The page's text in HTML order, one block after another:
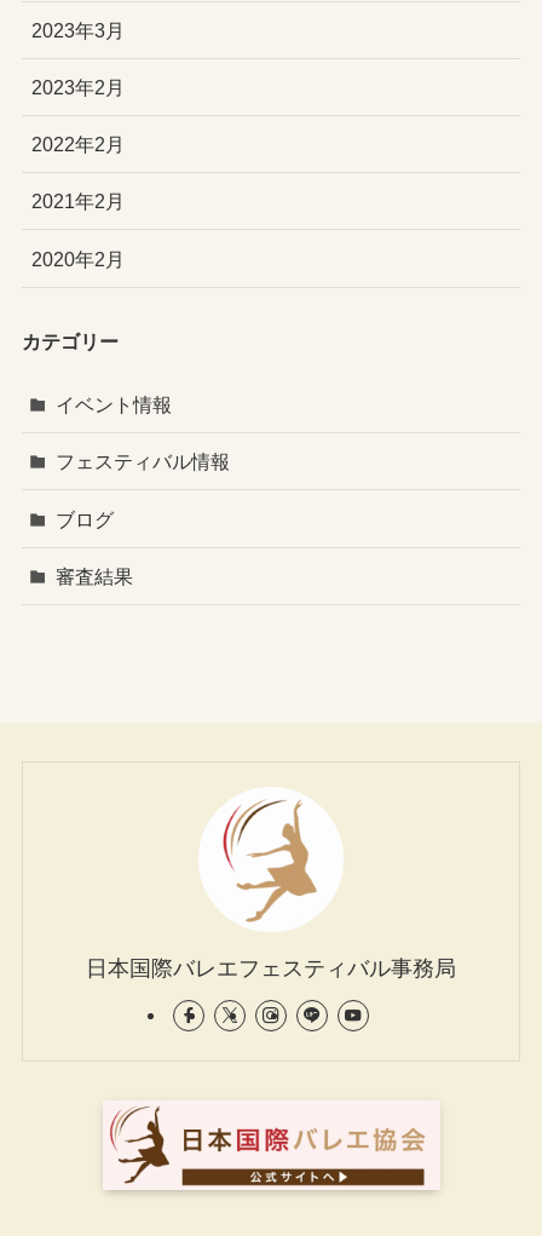
2023年3月
2023年2月
2022年2月
2021年2月
2020年2月
カテゴリー
イベント情報
フェスティバル情報
ブログ
審査結果
日本国際バレエフェスティバル事務局